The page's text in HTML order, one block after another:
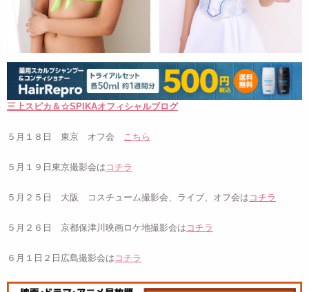
三上スピカ＆☆SPIKAオフィシャルブログ
５月１８日 東京 オフ会 こちら
５月１９日東京撮影会は コチラ
５月２５日 大阪 コスチューム撮影会、ライブ、オフ会は コチラ
５月２６日 京都保津川映画ロケ地撮影会は コチラ
６月１日２日広島撮影会は コチラ